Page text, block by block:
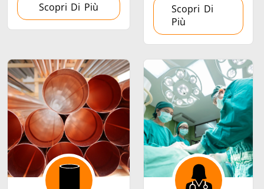
Tubo
Riscaldamento,
Ventilazione e
Semiconduttori
Scopri Di Più
Scopri Di
Più